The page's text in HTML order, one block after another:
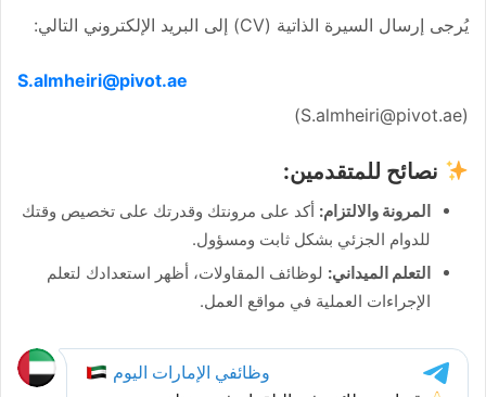
يُرجى إرسال السيرة الذاتية (CV) إلى البريد الإلكتروني التالي:
S.almheiri@pivot.ae
(S.almheiri@pivot.ae)
نصائح للمتقدمين:
المرونة والالتزام: أكد على مرونتك وقدرتك على تخصيص وقتك
للدوام الجزئي بشكل ثابت ومسؤول.
التعلم الميداني: لوظائف المقاولات، أظهر استعدادك لتعلم
الإجراءات العملية في مواقع العمل.